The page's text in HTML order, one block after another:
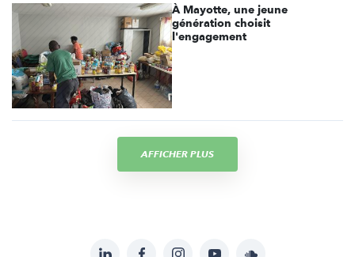
À Mayotte, une jeune
génération choisit
l'engagement
AFFICHER PLUS
LinkedInFacebookInstagramYouTubeSoundcloud